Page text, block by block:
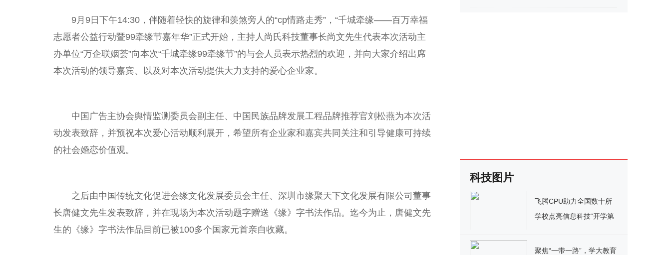
9月9日下午14:30，伴随着轻快的旋律和羡煞旁人的“cp情路走秀”，“千城牵缘——百万幸福
志愿者公益行动暨99牵缘节嘉年华”正式开始，主持人尚氏科技董事长尚文先生代表本次活动主
办单位“万企联姻荟”向本次“千城牵缘99牵缘节”的与会人员表示热烈的欢迎，并向大家介绍出席
本次活动的领导嘉宾、以及对本次活动提供大力支持的爱心企业家。
中国 广告主协会舆情监测 委员会副 主任、 中国 民族品牌发展工程品牌推荐官刘松燕为本次活
动发表致辞，并预祝本次爱心活动顺利展开，希望所有企业家和嘉宾共同关注和引导健康可持续
的社会婚恋价值观。
之后由中国传统文化促进会缘文化发展委员会主任、深圳市缘聚天下文化发展有限公司董事
长唐健文先生发表致辞，并在现场为本次活动题字赠送《缘》字书法作品。迄今为止，唐健文先
生的《缘》字书法作品目前已被100多个国家元首亲自收藏。
科技图片
飞腾CPU助力全国数十所
学校点亮信息科技“开学第
聚焦“一带一路”，学大教育